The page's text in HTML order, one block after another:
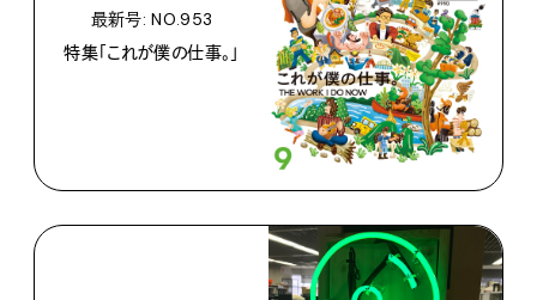
最新号: NO.953
特集「これが僕の仕事。」